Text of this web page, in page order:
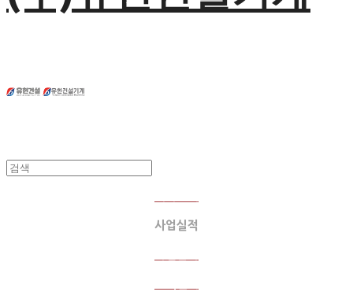
사업실적